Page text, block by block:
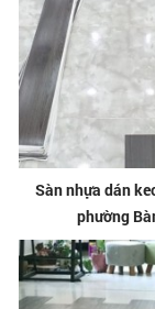
Sàn nhựa dán
phường